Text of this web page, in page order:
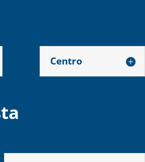
Centro